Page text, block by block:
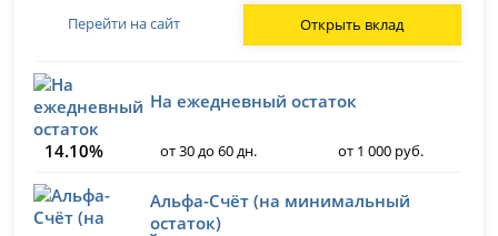
Перейти на сайт
Открыть вклад
На ежедневный остаток
14.10% от 30 до 60 дн. от 1 000 руб.
Альфа-Счёт (на минимальный
остаток)